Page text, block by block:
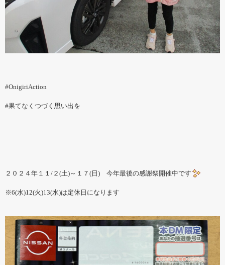
#OnigiriAction
#果てなくつづく思い出を
２０２４年１１/２(土)～１７(日) 今年最後の感謝祭開催中です
※6(水)12(火)13(水)は定休日になります